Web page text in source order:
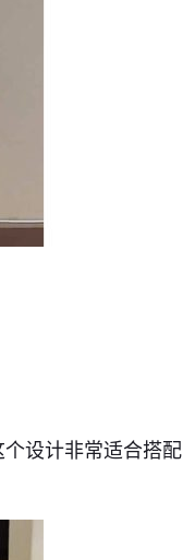
设计非常适合搭